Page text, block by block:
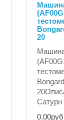
20
Сатурн